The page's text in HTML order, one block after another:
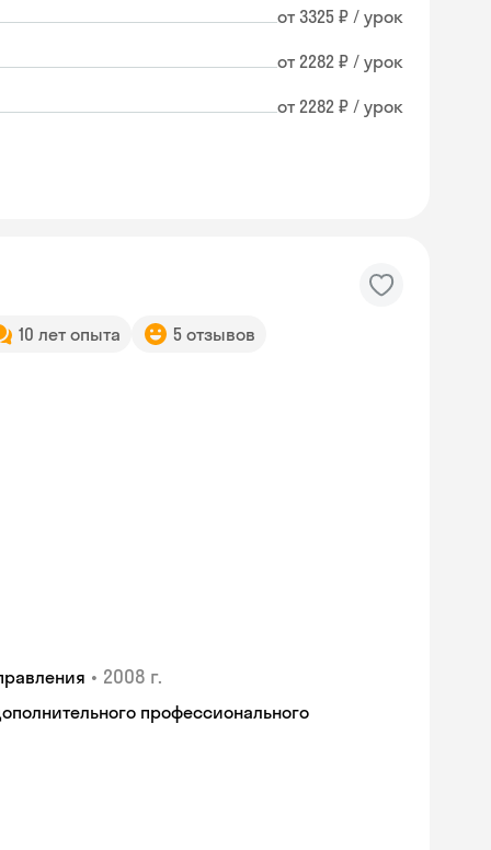
от 3325 ₽ / урок
от 2282 ₽ / урок
от 2282 ₽ / урок
10 лет опыта 5 отзывов
• 2008 г.
профессионального